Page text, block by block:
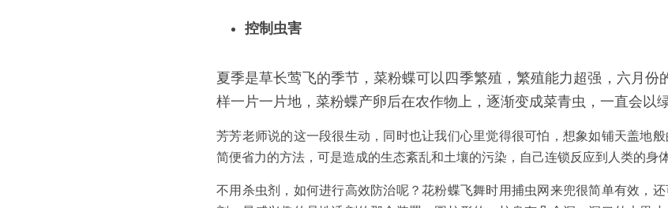
控制虫害
夏季是草长莺飞的季节，菜粉蝶可以四季繁殖，繁殖能力超强，六月份
样一片一片地，菜粉蝶产卵后在农作物上，逐渐变成菜青虫，一直会以
芳芳老师说的这一段很生动，同时也让我们心里觉得很可怕，想象如铺天盖地
简便省力的方法，可是造成的生态紊乱和土壤的污染，自己连锁反应到人类的身
不用杀虫剂，如何进行高效防治呢？花粉蝶飞舞时用捕虫网来兜很简单有效，